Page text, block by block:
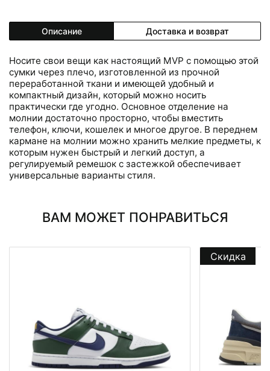
Описание Доставка и возврат
Носите свои вещи как настоящий MVP с помощью этой
сумки через плечо, изготовленной из прочной
переработанной ткани и имеющей удобный и
компактный дизайн, который можно носить
практически где угодно. Основное отделение на
молнии достаточно просторно, чтобы вместить
телефон, ключи, кошелек и многое другое. В переднем
кармане на молнии можно хранить мелкие предметы, к
которым нужен быстрый и легкий доступ, а
регулируемый ремешок с застежкой обеспечивает
универсальные варианты стиля.
ВАМ МОЖЕТ ПОНРАВИТЬСЯ
Скидка